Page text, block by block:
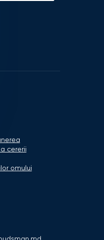
cererii
omului